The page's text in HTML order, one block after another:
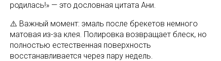
родилась!» — это дословная цитата Ани.
⚠️ Важный момент: эмаль после брекетов немного
матовая из-за клея. Полировка возвращает блеск, но
полностью естественная поверхность
восстанавливается через пару недель.